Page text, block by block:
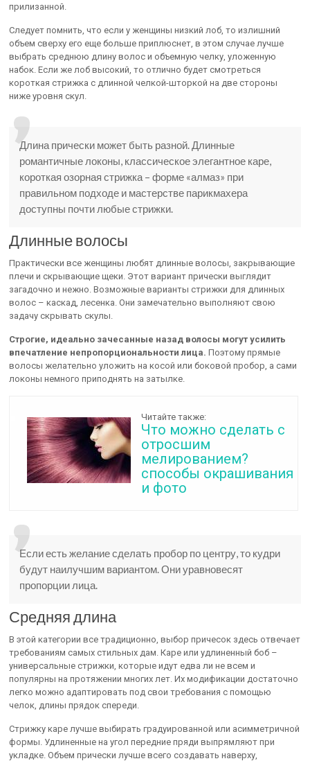
прилизанной.
Следует помнить, что если у женщины низкий лоб, то излишний
объем сверху его еще больше приплюснет, в этом случае лучше
выбрать среднюю длину волос и объемную челку, уложенную
набок. Если же лоб высокий, то отлично будет смотреться
короткая стрижка с длинной челкой-шторкой на две стороны
ниже уровня скул.
Длина прически может быть разной. Длинные
романтичные локоны, классическое элегантное каре,
короткая озорная стрижка – форме «алмаз» при
правильном подходе и мастерстве парикмахера
доступны почти любые стрижки.
Длинные волосы
Практически все женщины любят длинные волосы, закрывающие
плечи и скрывающие щеки. Этот вариант прически выглядит
загадочно и нежно. Возможные варианты стрижки для длинных
волос – каскад, лесенка. Они замечательно выполняют свою
задачу скрывать скулы.
Строгие, идеально зачесанные назад волосы могут усилить
впечатление непропорциональности лица. Поэтому прямые
волосы желательно уложить на косой или боковой пробор, а сами
локоны немного приподнять на затылке.
Читайте также:
Что можно сделать с
отросшим
мелированием?
способы окрашивания
и фото
Если есть желание сделать пробор по центру, то кудри
будут наилучшим вариантом. Они уравновесят
пропорции лица.
Средняя длина
В этой категории все традиционно, выбор причесок здесь отвечает
требованиям самых стильных дам. Каре или удлиненный боб –
универсальные стрижки, которые идут едва ли не всем и
популярны на протяжении многих лет. Их модификации достаточно
легко можно адаптировать под свои требования с помощью
челок, длины прядок спереди.
Стрижку каре лучше выбирать градуированной или асимметричной
формы. Удлиненные на угол передние пряди выпрямляют при
укладке. Объем прически лучше всего создавать наверху,